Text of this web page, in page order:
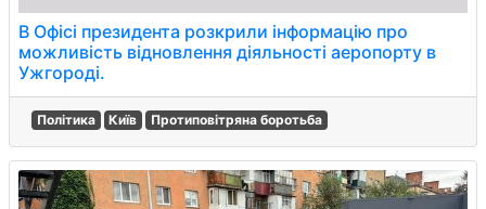
В Офісі президента розкрили інформацію про
можливість відновлення діяльності аеропорту в
Ужгороді.
Політика Київ Протиповітряна боротьба